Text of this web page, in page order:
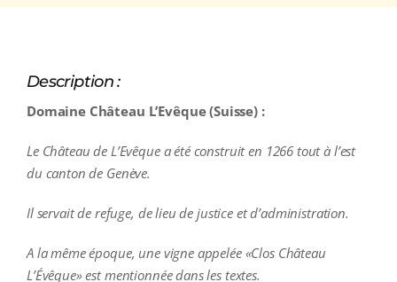
Description :
Domaine Château L’Evêque (Suisse) :
Le Château de L’Evêque a été construit en 1266 tout à l’est
du canton de Genève.
Il servait de refuge, de lieu de justice et d’administration.
A la même époque, une vigne appelée «Clos Château
L’Évêque» est mentionnée dans les textes.